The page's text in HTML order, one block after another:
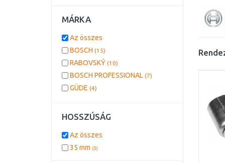
MÁRKA
Az összes
BOSCH (15)
RABOVSKÝ (10)
BOSCH PROFESSIONAL (7)
GÜDE (4)
HOSSZÚSÁG
Az összes
35 mm (3)